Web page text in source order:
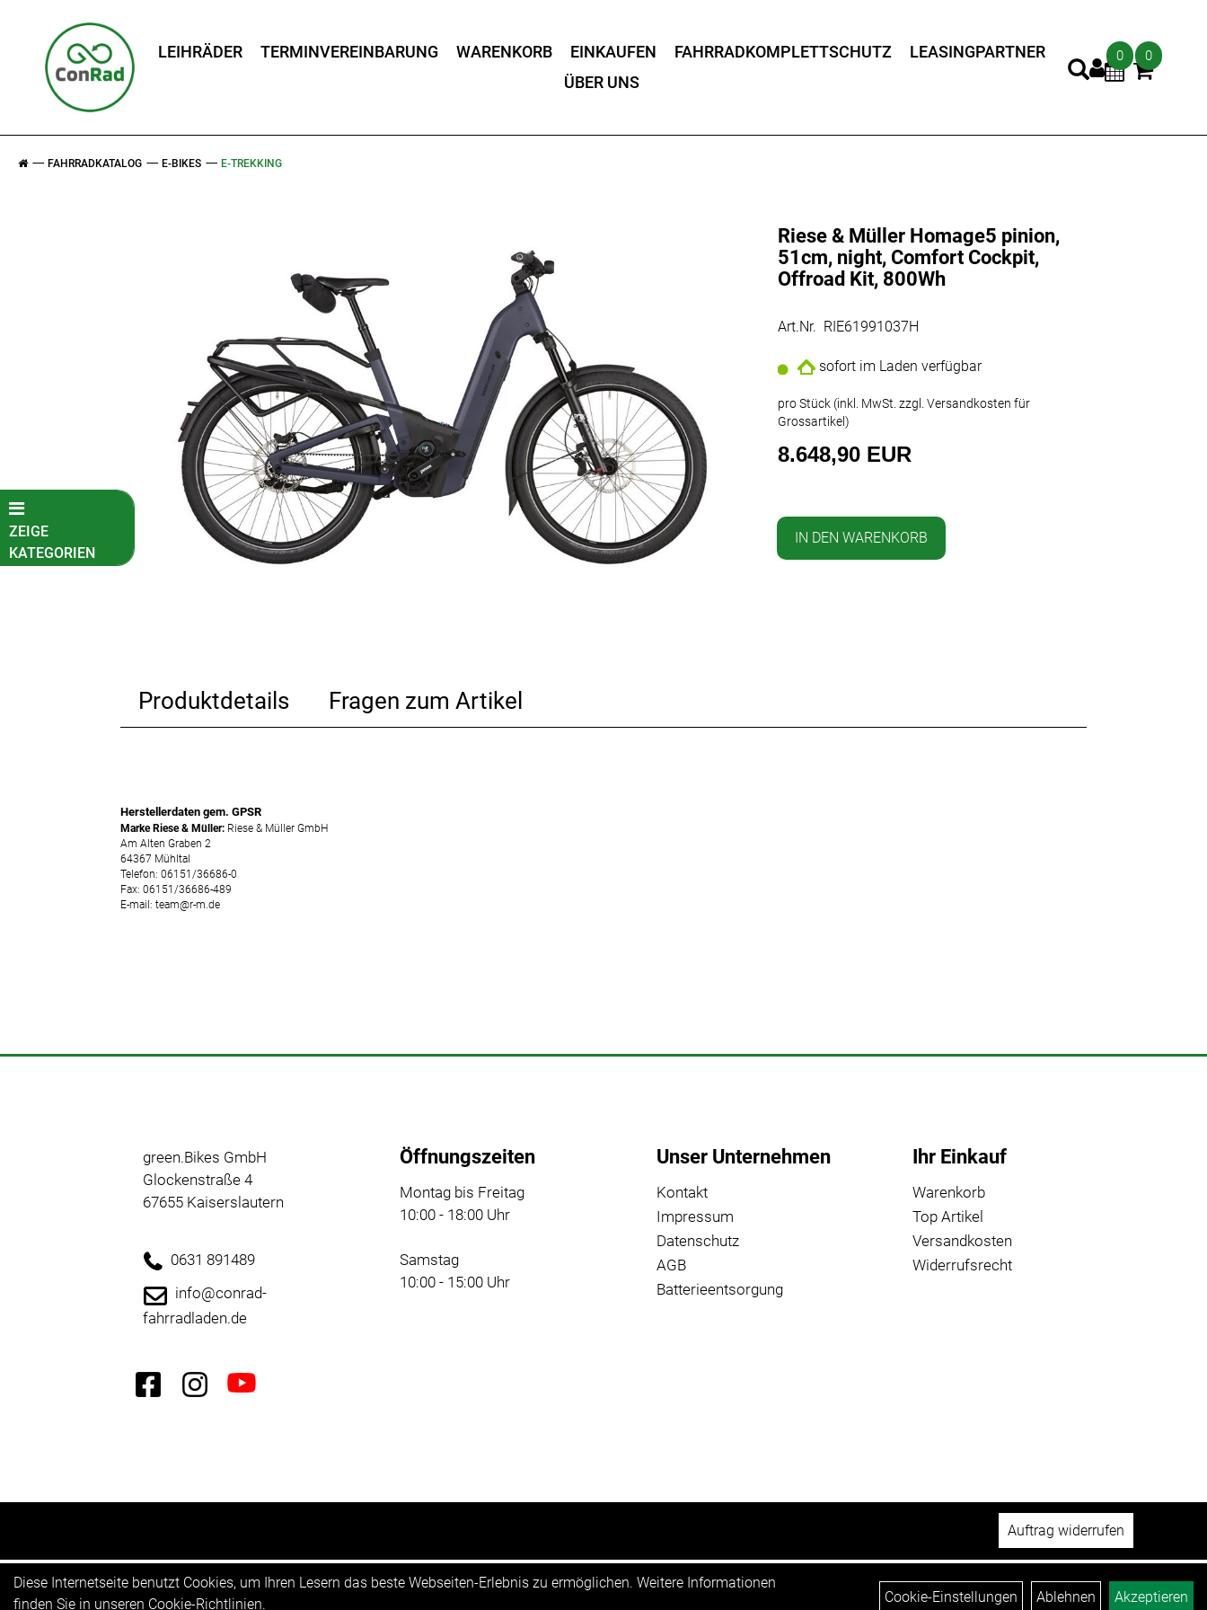
LEIHRÄDER TERMINVEREINBARUNG WARENKORB EINKAUFEN FAHRRADKOMPLETTSCHUTZ
LEASINGPARTNER
ÜBER UNS
0 0
FAHRRADKATALOG E-BIKES E-TREKKING
ZEIGE
KATEGORIEN
Riese & Müller Homage5 pinion,
51cm, night, Comfort Cockpit,
Offroad Kit, 800Wh
Art.Nr. RIE61991037H
sofort im Laden verfügbar
pro Stück (inkl. MwSt. zzgl.Versandkosten für
Grossartikel)
8.648,90 EUR
IN DEN WARENKORB
Produktdetails Fragen zum Artikel
Herstellerdaten gem. GPSR
Marke Riese & Müller: Riese & Müller GmbH
Am Alten Graben 2
64367 Mühltal
Telefon: 06151/36686-0
Fax: 06151/36686-489
E-mail: team@r-m.de
green.Bikes GmbH
Glockenstraße 4
67655 Kaiserslautern
0631 891489
info@conrad-
fahrradladen.de
Öffnungszeiten
Montag bis Freitag
10:00 - 18:00 Uhr
Samstag
10:00 - 15:00 Uhr
Unser Unternehmen
Kontakt
Impressum
Datenschutz
AGB
Batterieentsorgung
Ihr Einkauf
Warenkorb
Top Artikel
Versandkosten
Widerrufsrecht
Diese Internetseite benutzt Cookies, um Ihren Lesern das beste Webseiten-Erlebnis zu ermöglichen. Weitere Informationen
finden Sie in unseren Cookie-Richtlinien. Cookie-Einstellungen Ablehnen Akzeptieren
Auftrag widerrufen